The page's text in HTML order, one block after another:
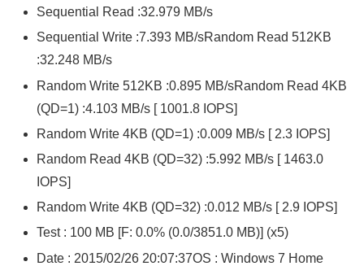
Sequential Read :32.979 MB/s
Sequential Write :7.393 MB/sRandom Read 512KB
:32.248 MB/s
Random Write 512KB :0.895 MB/sRandom Read 4KB
(QD=1) :4.103 MB/s [ 1001.8 IOPS]
Random Write 4KB (QD=1) :0.009 MB/s [ 2.3 IOPS]
Random Read 4KB (QD=32) :5.992 MB/s [ 1463.0
IOPS]
Random Write 4KB (QD=32) :0.012 MB/s [ 2.9 IOPS]
Test : 100 MB [F: 0.0% (0.0/3851.0 MB)] (x5)
Date : 2015/02/26 20:07:37OS : Windows 7 Home